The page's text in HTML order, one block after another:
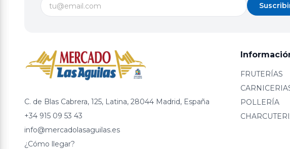
C. de Blas Cabrera, 125, Latina, 28044 Madrid, España
+34 915 09 53 43
info@mercadolasaguilas.es
¿Cómo llegar?
FRUTERÍAS
POLLERÍA